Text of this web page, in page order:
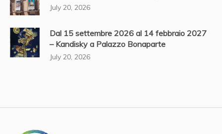
July 20, 2026
Dal 15 settembre 2026 al 14 febbraio 2027
– Kandisky a Palazzo Bonaparte
July 20, 2026